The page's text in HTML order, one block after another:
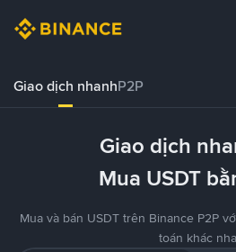
Giao dịch nhanhP2P
Giao dịch
Mua USDT
Mua và bán USDT trên Binance P2P
toán khác